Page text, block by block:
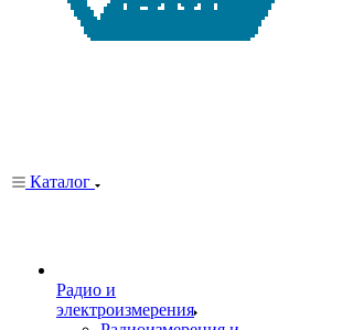
Каталог
Радио и
электроизмерения